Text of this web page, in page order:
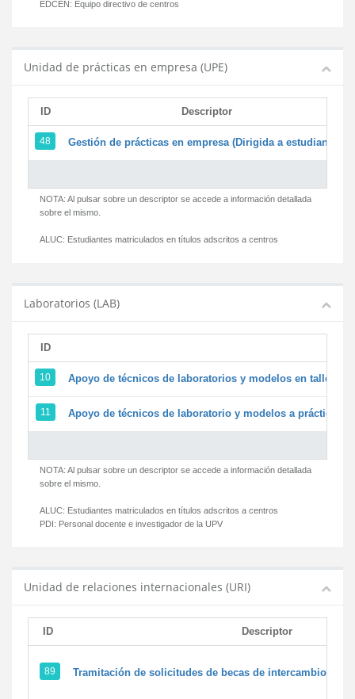
EDCEN: Equipo directivo de centros
Unidad de prácticas en empresa (UPE)
ID Descriptor
48 Gestión de prácticas en empresa (Dirigida a estudiantes)
NOTA: Al pulsar sobre un descriptor se accede a información detallada
sobre el mismo.
ALUC: Estudiantes matriculados en títulos adscritos a centros
Laboratorios (LAB)
ID
10 Apoyo de técnicos de laboratorios y modelos en
11 Apoyo de técnicos de laboratorio y modelos a prácticas
NOTA: Al pulsar sobre un descriptor se accede a información detallada
sobre el mismo.
ALUC: Estudiantes matriculados en títulos adscritos a centros
PDI: Personal docente e investigador de la UPV
Unidad de relaciones internacionales (URI)
ID Descriptor
89 Tramitación de solicitudes de becas de intercambio